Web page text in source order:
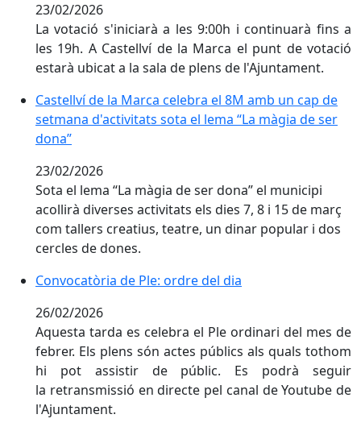
23/02/2026
La votació s'iniciarà a les 9:00h i continuarà fins a
les 19h. A Castellví de la Marca el punt de votació
estarà ubicat a la sala de plens de l'Ajuntament.
Castellví de la Marca celebra el 8M amb un cap de
Castellví de la Marca celebra el 8M amb un cap de
setmana d'activitats sota el lema “La màgia de ser
dona”
23/02/2026
Sota el lema “La màgia de ser dona” el municipi
acollirà diverses activitats els dies 7, 8 i 15 de març
com tallers creatius, teatre, un dinar popular i dos
cercles de dones.
Convocatòria de Ple: ordre del dia
Convocatòria de Ple: ordre del dia
26/02/2026
Aquesta tarda es celebra el Ple ordinari del mes de
febrer. Els plens són actes públics als quals tothom
hi pot assistir de públic. Es podrà seguir
la retransmissió en directe pel canal de Youtube de
l'Ajuntament.